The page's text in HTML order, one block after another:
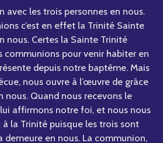
avec les trois personnes en nous.
c’est en effet la Trinité Sainte
nous. Certes la Sainte Trinité
communions pour venir habiter en
depuis notre baptême. Mais
nous ouvre à l’œuvre de grâce
nous. Quand nous recevons le
lui affirmons notre foi, et nous nous
la Trinité puisque les trois sont
demeure en nous. La communion,